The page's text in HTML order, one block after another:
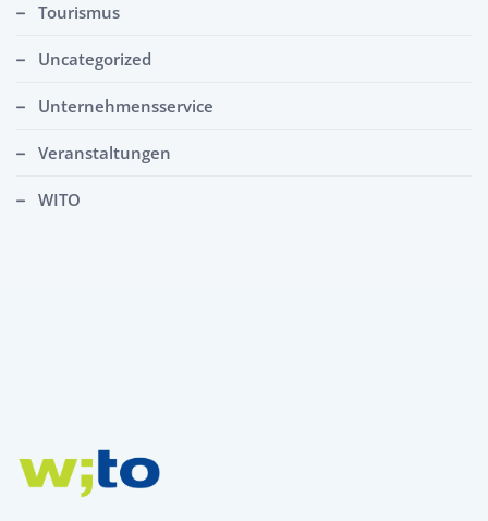
Tourismus
Uncategorized
Unternehmensservice
Veranstaltungen
WITO